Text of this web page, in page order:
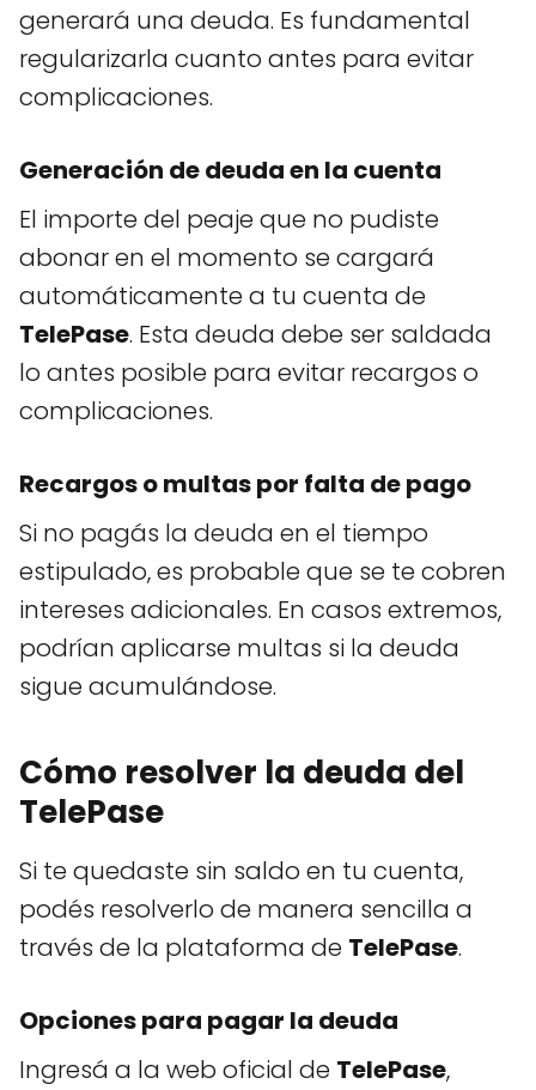
generará una deuda. Es fundamental
regularizarla cuanto antes para evitar
complicaciones.
Generación de deuda en la cuenta
El importe del peaje que no pudiste
abonar en el momento se cargará
automáticamente a tu cuenta de
TelePase. Esta deuda debe ser saldada
lo antes posible para evitar recargos o
complicaciones.
Recargos o multas por falta de pago
Si no pagás la deuda en el tiempo
estipulado, es probable que se te cobren
intereses adicionales. En casos extremos,
podrían aplicarse multas si la deuda
sigue acumulándose.
Cómo resolver la deuda del
TelePase
Si te quedaste sin saldo en tu cuenta,
podés resolverlo de manera sencilla a
través de la plataforma de TelePase.
Opciones para pagar la deuda
Ingresá a la web oficial de TelePase,